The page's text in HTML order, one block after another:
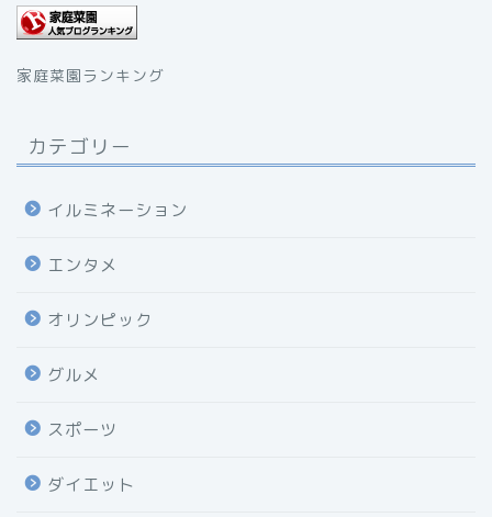
家庭菜園ランキング
カテゴリー
イルミネーション
エンタメ
オリンピック
グルメ
スポーツ
ダイエット